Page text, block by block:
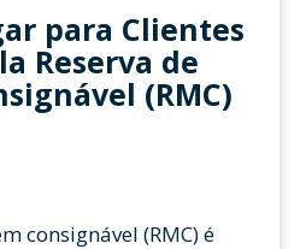
para Clientes
Reserva de
(RMC)
consignável (RMC) é